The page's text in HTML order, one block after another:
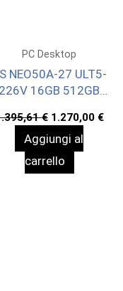
€.
PC Desktop
NEO50A-27 ULT5-
226V 16GB 512GB
€ Il
prezzo
originale
1.395,61 €.
1.270,00 €Il
Aggiungi al
carrello